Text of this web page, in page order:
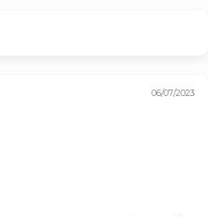
06/07/2023